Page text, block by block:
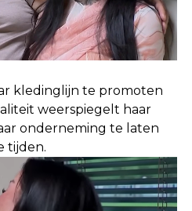
kledinglijn te promoten
weerspiegelt haar
onderneming te laten
tijden.